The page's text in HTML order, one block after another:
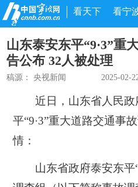
看天下 看宁
山东泰安东平“9·3”重
告公布 32人被处理
稿源：央视新闻 2025-02-
近日，山东省人民政
平“9·3”重大道路交通事
情：
山东省政府泰安东平